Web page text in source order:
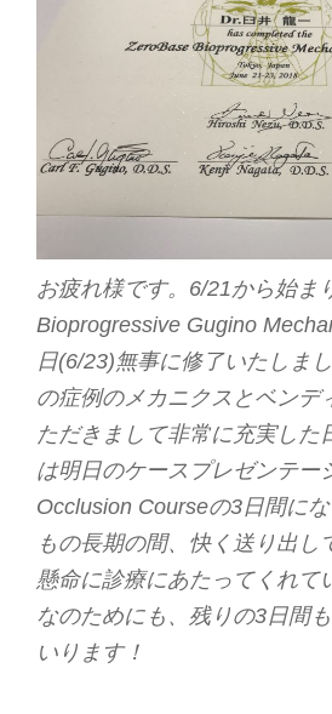
お疲れ様です。6/21から始ま
Bioprogressive Gugino
日(6/23)無事に修了いたしま
の症例のメカニクスとベンデ
ただきまして非常に充実した
は明日のケースプレゼンテー
Occlusion Courseの3日間に
もの長期の間、快く送り出し
懸命に診療にあたってくれて
なのためにも、残りの3日間
いります！